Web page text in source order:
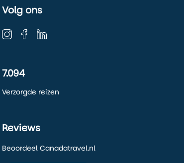
Volg ons
7.094
Verzorgde reizen
Reviews
Beoordeel Canadatravel.nl